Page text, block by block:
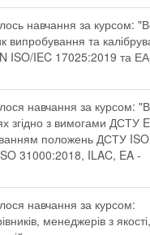
навчання за курсом:
випробування та
ISO/IEC 17025:2019 та
навчання за курсом:
згідно з вимогами ДСТУ
положень ДСТУ ISO
31000:2018, ILAC, EA -
навчання за курсом:
менеджерів з